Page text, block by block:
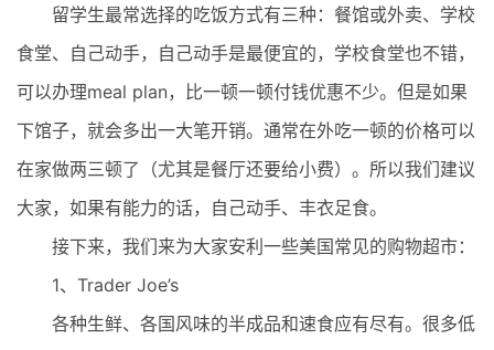
留学生最常选择的吃饭方式有三种：餐馆或外卖、学校
食堂、自己动手，自己动手是最便宜的，学校食堂也不错，
可以办理meal plan，比一顿一顿付钱优惠不少。但是如果
下馆子，就会多出一大笔开销。通常在外吃一顿的价格可以
在家做两三顿了（尤其是餐厅还要给小费）。所以我们建议
大家，如果有能力的话，自己动手、丰衣足食。
接下来，我们来为大家安利一些美国常见的购物超市：
1、Trader Joe’s
各种生鲜、各国风味的半成品和速食应有尽有。很多低